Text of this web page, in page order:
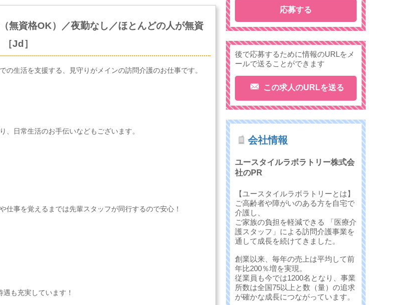
無資格OK）／夜勤なし／ほとんどの人が無資
Jd］
生活を支援する、見守りがメインの訪問介護のお仕事です。
、日常生活のお手伝いなどもございます。
事を覚えるまでは先輩スタッフが同行するので安心！
も充実しています！
応募する
後で応募するために情報のURLをメ
ールで送ることができます
この求人のURLを送る
会社情報
ユースタイルラボラトリー株式会
社のPR
【ユースタイルラボラトリーとは】
ご高齢者や障がいのある方を自宅で
介護し、
ご家族の負担を軽減できる 「医療介
護スタッフ」による訪問介護事業を
通して成長を続けてきました。
創業以来、毎年の売上は平均して前
年比200％増を実現。
従業員も今では1200名となり、事業
所数は全国75以上と数（量）の追求
が確かな成長につながっています。